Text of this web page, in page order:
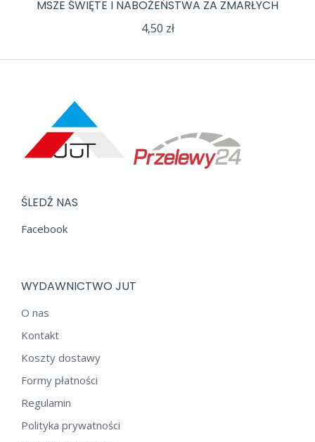
MSZE ŚWIĘTE I NABOŻEŃSTWA ZA ZMARŁYCH
4,50 zł
ŚLEDŹ NAS
Facebook
WYDAWNICTWO JUT
O nas
Kontakt
Koszty dostawy
Formy płatności
Regulamin
Polityka prywatności